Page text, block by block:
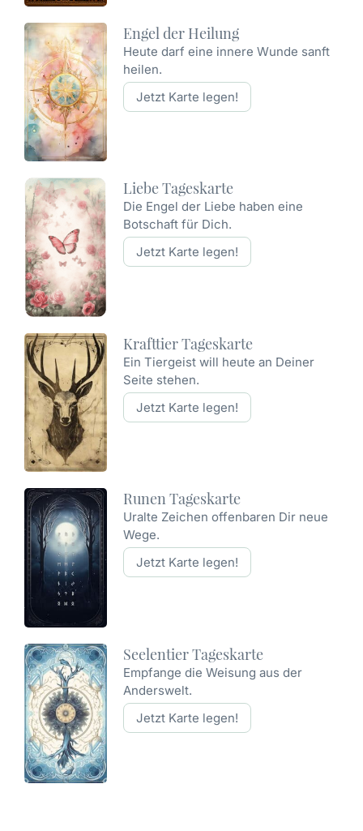
Engel der Heilung
Heute darf eine innere Wunde sanft
heilen.
Jetzt Karte legen!
Liebe Tageskarte
Die Engel der Liebe haben eine
Botschaft für Dich.
Jetzt Karte legen!
Krafttier Tageskarte
Ein Tiergeist will heute an Deiner
Seite stehen.
Jetzt Karte legen!
Runen Tageskarte
Uralte Zeichen offenbaren Dir neue
Wege.
Jetzt Karte legen!
Seelentier Tageskarte
Empfange die Weisung aus der
Anderswelt.
Jetzt Karte legen!